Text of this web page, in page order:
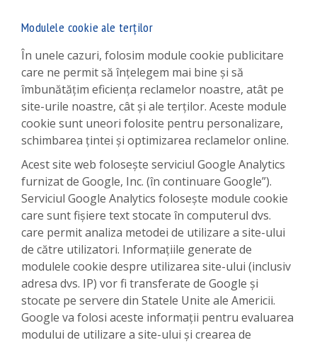
Modulele cookie ale terților
În unele cazuri, folosim module cookie publicitare
care ne permit să înțelegem mai bine și să
îmbunătățim eficiența reclamelor noastre, atât pe
site-urile noastre, cât și ale terților. Aceste module
cookie sunt uneori folosite pentru personalizare,
schimbarea țintei și optimizarea reclamelor online.
Acest site web folosește serviciul Google Analytics
furnizat de Google, Inc. (în continuare Google”).
Serviciul Google Analytics folosește module cookie
care sunt fișiere text stocate în computerul dvs.
care permit analiza metodei de utilizare a site-ului
de către utilizatori. Informațiile generate de
modulele cookie despre utilizarea site-ului (inclusiv
adresa dvs. IP) vor fi transferate de Google și
stocate pe servere din Statele Unite ale Americii.
Google va folosi aceste informații pentru evaluarea
modului de utilizare a site-ului și crearea de